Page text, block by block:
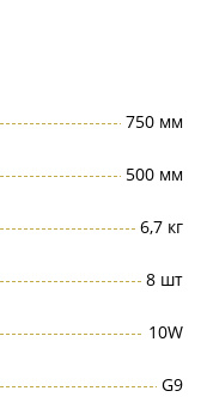
750 мм
500 мм
6,7 кг
8 шт
10W
G9